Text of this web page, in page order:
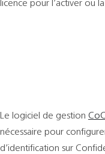
licence pour l’activer ou
Le logiciel de gestion
nécessaire pour
d’identification sur